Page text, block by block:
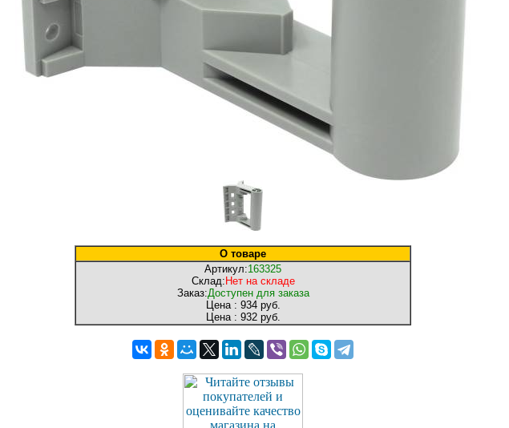
О товаре
Артикул:163325
Склад: Нет на складе
Заказ:Доступен для заказа
Цена : 934 руб.
Цена : 932 руб.